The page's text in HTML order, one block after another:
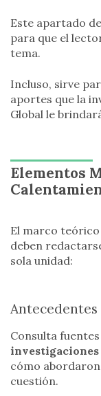
Este apartado
para que el
tema.
Incluso, sirve
aportes que la
Global le
Elementos
El marco
deben
sola unidad:
Consulta
cómo abordaron
cuestión.